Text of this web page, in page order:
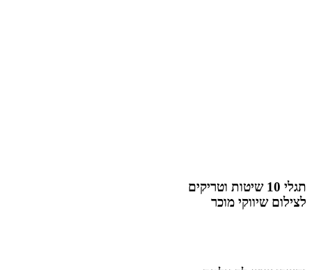
תגלי 10 שיטות וטריקים
לצילום שיווקי מוכר